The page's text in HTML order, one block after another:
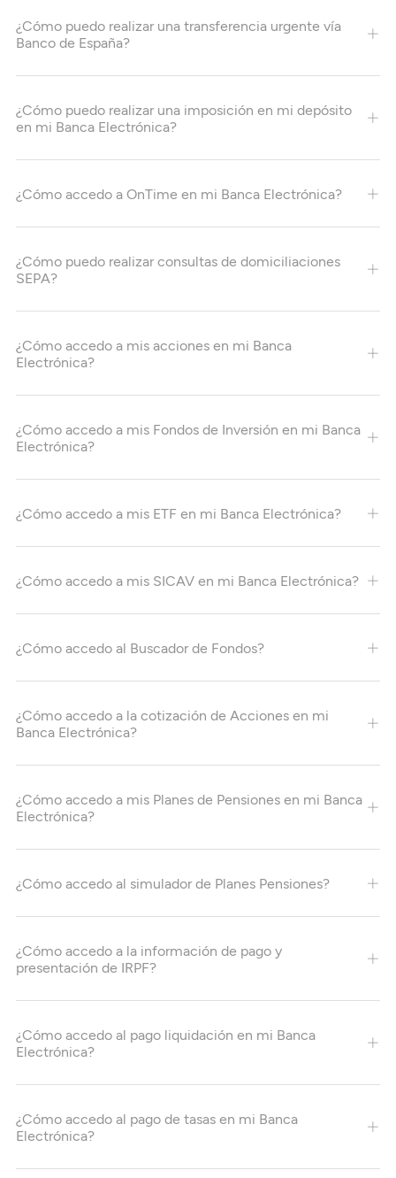
¿Cómo puedo realizar una transferencia urgente vía
Banco de España?
¿Cómo puedo realizar una imposición en mi depósito
en mi Banca Electrónica?
¿Cómo accedo a OnTime en mi Banca Electrónica?
¿Cómo puedo realizar consultas de domiciliaciones
SEPA?
¿Cómo accedo a mis acciones en mi Banca
Electrónica?
¿Cómo accedo a mis Fondos de Inversión en mi Banca
Electrónica?
¿Cómo accedo a mis ETF en mi Banca Electrónica?
¿Cómo accedo a mis SICAV en mi Banca Electrónica?
¿Cómo accedo al Buscador de Fondos?
¿Cómo accedo a la cotización de Acciones en mi
Banca Electrónica?
¿Cómo accedo a mis Planes de Pensiones en mi Banca
Electrónica?
¿Cómo accedo al simulador de Planes Pensiones?
¿Cómo accedo a la información de pago y
presentación de IRPF?
¿Cómo accedo al pago liquidación en mi Banca
Electrónica?
¿Cómo accedo al pago de tasas en mi Banca
Electrónica?